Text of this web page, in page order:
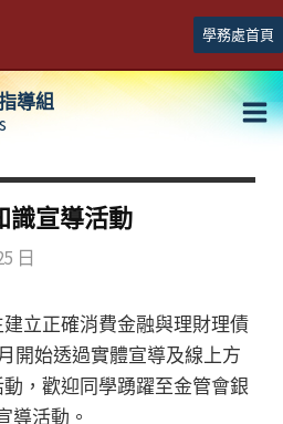
學務處首頁
導組
識宣導活動
日
立正確消費金融與理財理債
開始透過實體宣導及線上方
，歡迎同學踴躍至金管會銀
導活動。